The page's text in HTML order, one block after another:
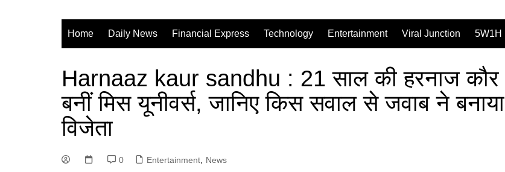
Home Daily News Financial Express Technology Entertainment Viral Junction 5W1H
Harnaaz kaur sandhu : 21 साल की हरनाज कौर
बनीं मिस यूनीवर्स, जानिए किस सवाल से जवाब ने बनाया
विजेता
0 Entertainment News